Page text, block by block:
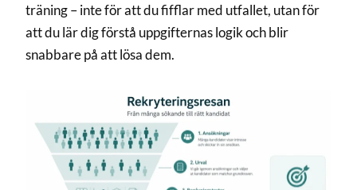
träning – inte för att du fifflar med utfallet, utan för
att du lär dig förstå uppgifternas logik och blir
snabbare på att lösa dem.